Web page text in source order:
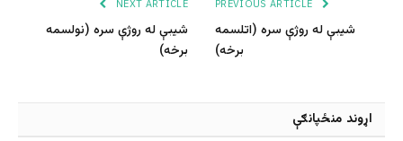
شیبې له روژې سره (اتلسمه
برخه)
NEXT ARTICLE
شیبې له روژې سره (نولسمه
برخه)
اړوند منځپانګې